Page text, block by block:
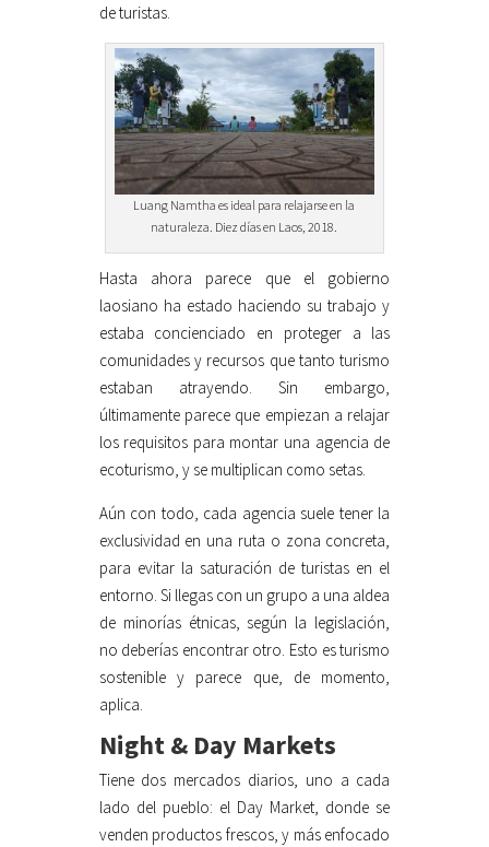
de turistas.
Luang Namtha es ideal para relajarse en la
naturaleza. Diez días en Laos, 2018.
Hasta ahora parece que el gobierno
laosiano ha estado haciendo su trabajo y
estaba concienciado en proteger a las
comunidades y recursos que tanto turismo
estaban atrayendo. Sin embargo,
últimamente parece que empiezan a relajar
los requisitos para montar una agencia de
ecoturismo, y se multiplican como setas.
Aún con todo, cada agencia suele tener la
exclusividad en una ruta o zona concreta,
para evitar la saturación de turistas en el
entorno. Si llegas con un grupo a una aldea
de minorías étnicas, según la legislación,
no deberías encontrar otro. Esto es turismo
sostenible y parece que, de momento,
aplica.
Night & Day Markets
Tiene dos mercados diarios, uno a cada
lado del pueblo: el Day Market, donde se
venden productos frescos, y más enfocado